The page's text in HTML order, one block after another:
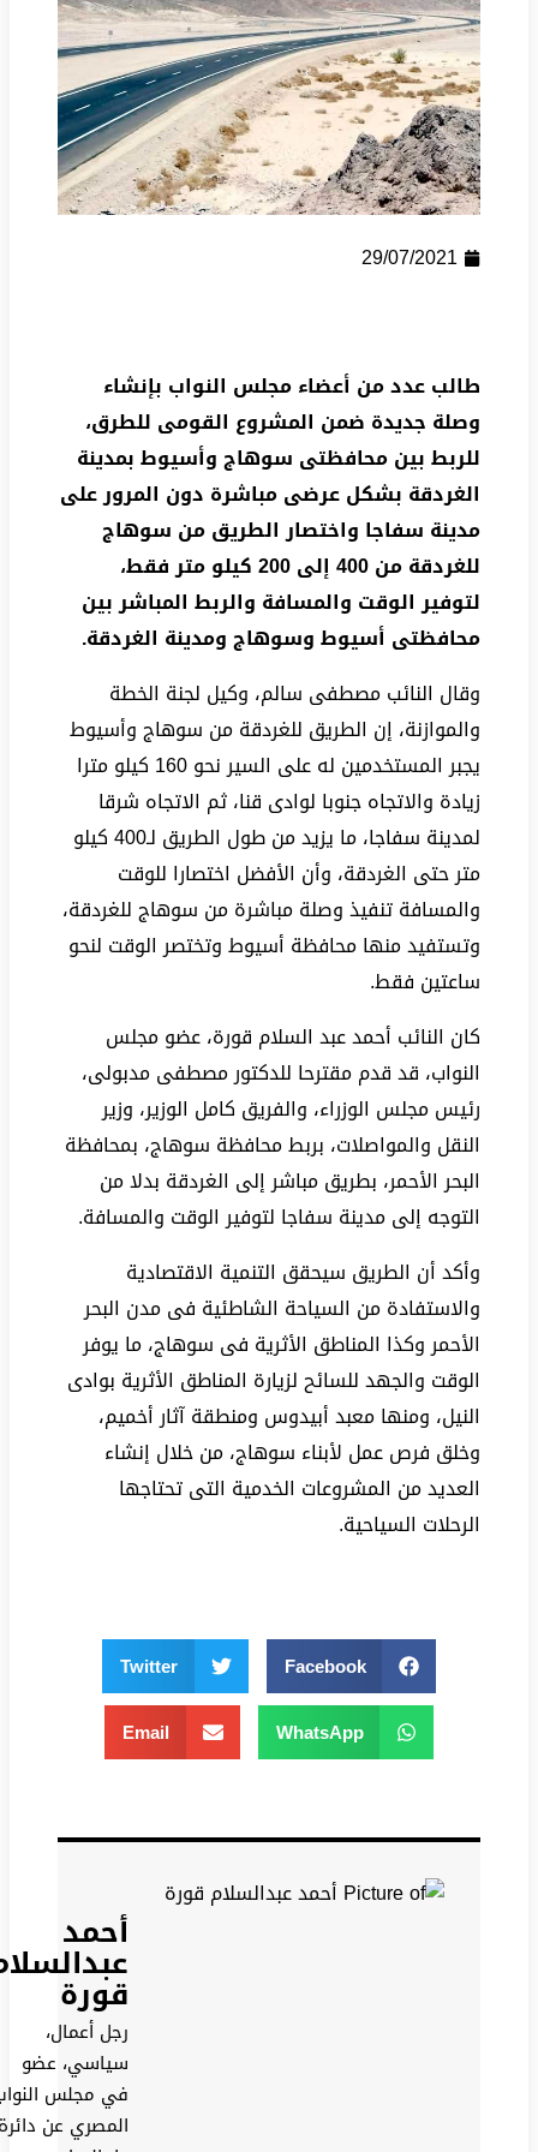
29/07/2021
طالب عدد من أعضاء مجلس النواب بإنشاء
وصلة جديدة ضمن المشروع القومى للطرق،
للربط بين محافظتى سوهاج وأسيوط بمدينة
الغردقة بشكل عرضى مباشرة دون المرور على
مدينة سفاجا واختصار الطريق من سوهاج
للغردقة من 400 إلى 200 كيلو متر فقط،
لتوفير الوقت والمسافة والربط المباشر بين
محافظتى أسيوط وسوهاج ومدينة الغردقة.
وقال النائب مصطفى سالم، وكيل لجنة الخطة
والموازنة، إن الطريق للغردقة من سوهاج وأسيوط
يجبر المستخدمين له على السير نحو 160 كيلو مترا
زيادة والاتجاه جنوبا لوادى قنا، ثم الاتجاه شرقا
لمدينة سفاجا، ما يزيد من طول الطريق لـ400 كيلو
متر حتى الغردقة، وأن الأفضل اختصارا للوقت
والمسافة تنفيذ وصلة مباشرة من سوهاج للغردقة،
وتستفيد منها محافظة أسيوط وتختصر الوقت لنحو
ساعتين فقط.
كان النائب أحمد عبد السلام قورة، عضو مجلس
النواب، قد قدم مقترحا للدكتور مصطفى مدبولى،
رئيس مجلس الوزراء، والفريق كامل الوزير، وزير
النقل والمواصلات، بربط محافظة سوهاج، بمحافظة
البحر الأحمر، بطريق مباشر إلى الغردقة بدلا من
التوجه إلى مدينة سفاجا لتوفير الوقت والمسافة.
وأكد أن الطريق سيحقق التنمية الاقتصادية
والاستفادة من السياحة الشاطئية فى مدن البحر
الأحمر وكذا المناطق الأثرية فى سوهاج، ما يوفر
الوقت والجهد للسائح لزيارة المناطق الأثرية بوادى
النيل، ومنها معبد أبيدوس ومنطقة آثار أخميم،
وخلق فرص عمل لأبناء سوهاج، من خلال إنشاء
العديد من المشروعات الخدمية التى تحتاجها
الرحلات السياحية.
Facebook
Twitter
WhatsApp
Email
أحمد
عبدالسلام
قورة
رجل أعمال،
سياسي، عضو
في مجلس النواب
المصري عن دائرة